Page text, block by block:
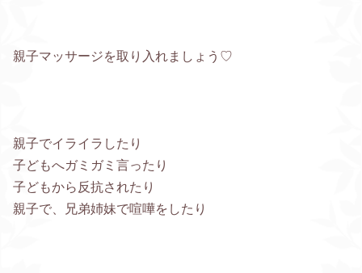
親子マッサージを取り入れましょう♡
親子でイライラしたり
子どもへガミガミ言ったり
子どもから反抗されたり
親子で、兄弟姉妹で喧嘩をしたり